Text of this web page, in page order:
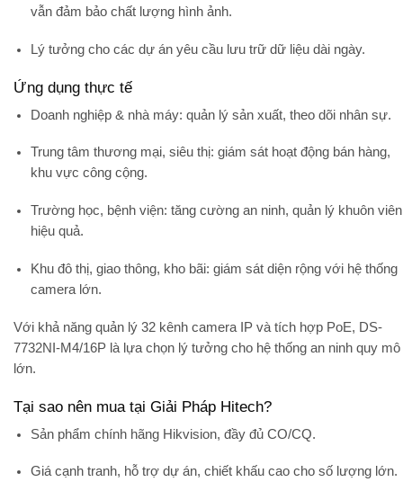
vẫn đảm bảo chất lượng hình ảnh.
Lý tưởng cho các dự án yêu cầu lưu trữ dữ liệu dài ngày.
Ứng dụng thực tế
Doanh nghiệp & nhà máy: quản lý sản xuất, theo dõi nhân sự.
Trung tâm thương mại, siêu thị: giám sát hoạt động bán hàng,
khu vực công cộng.
Trường học, bệnh viện: tăng cường an ninh, quản lý khuôn viên
hiệu quả.
Khu đô thị, giao thông, kho bãi: giám sát diện rộng với hệ thống
camera lớn.
Với khả năng quản lý 32 kênh camera IP và tích hợp PoE, DS-
7732NI-M4/16P là lựa chọn lý tưởng cho hệ thống an ninh quy mô
lớn.
Tại sao nên mua tại Giải Pháp Hitech?
Sản phẩm chính hãng Hikvision, đầy đủ CO/CQ.
Giá cạnh tranh, hỗ trợ dự án, chiết khấu cao cho số lượng lớn.